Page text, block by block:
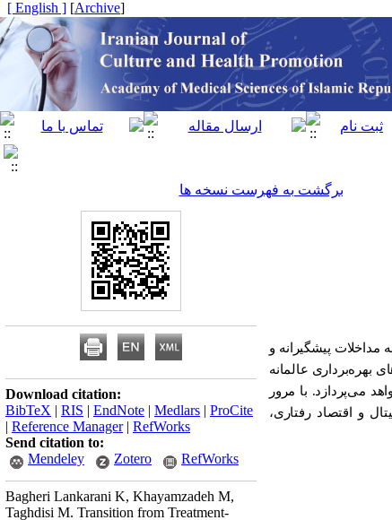
[
Archive
]
[ English ]
برگشت به فهرست نسخه ها
حداقل ۵ درصد از اعتبارات سالانه به مداخلات پیشگیرانه و
بهره‌برداری عالمانه
می‌پردازد. با مرور
و اقتصاد رفتاری،
Download citation:
BibTeX | RIS | EndNote | Medlars | ProCite
| Reference Manager| RefWorks
Send citation to:
Mendeley
Zotero RefWorks
Bagheri Lankarani K, Khayamzadeh M,
Taghdisi M. Transition from Treatment-